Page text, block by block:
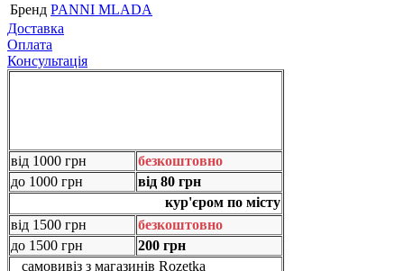
Бренд PANNI MLADA
Доставка
Оплата
Консультація
від 1000 грн
безкоштовно
до 1000 грн
від 80 грн
кур'єром по місту
від 1500 грн
безкоштовно
до 1500 грн
200 грн
самовивіз з магазинів Rozetka